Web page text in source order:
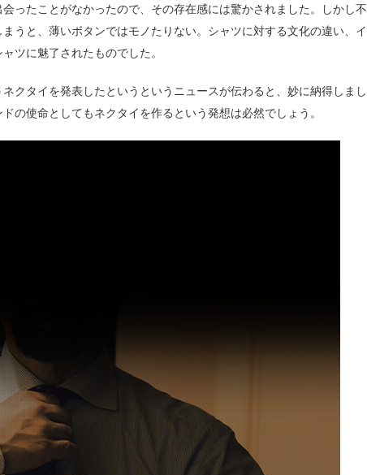
ったことがなかったので、その存在感には驚かされました。しかし不
うと、薄いボタンではモノたりない。シャツに対する文化の違い、イ
ツに魅了されたものでした。
クタイを発表したというというニュースが伝わると、妙に納得しまし
の使命としてもネクタイを作るという発想は必然でしょう。